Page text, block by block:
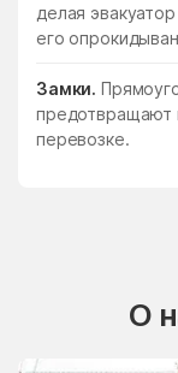
делая
его
Замки.
предотвращают
перевозке.
О